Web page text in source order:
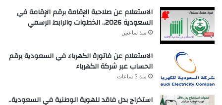
الاستعلام عن صلاحية الإقامة برقم الإقامة في
السعودية 2026.. الخطوات والرابط الرسمي
منذ ساعتين
الاستعلام عن فاتورة الكهرباء في السعودية برقم
الحساب عبر شركة الكهرباء
منذ 3 ساعات
استخراج بدل فاقد للهوية الوطنية في السعودية..